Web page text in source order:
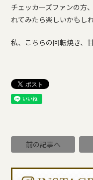
チェッカーズファンの方
れてみたら楽しいかも
私、こちらの回転焼き
前の記事へ